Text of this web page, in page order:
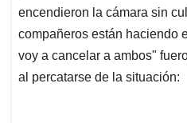
encendieron la cámara sin
compañeros están haciendo
voy a cancelar a ambos"
al percatarse de la situación: